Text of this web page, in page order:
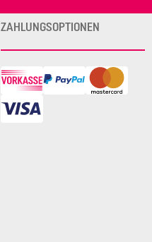
ZAHLUNGSOPTIONEN